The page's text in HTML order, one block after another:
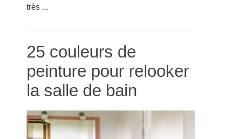
très ...
25 couleurs de
peinture pour relooker
la salle de bain